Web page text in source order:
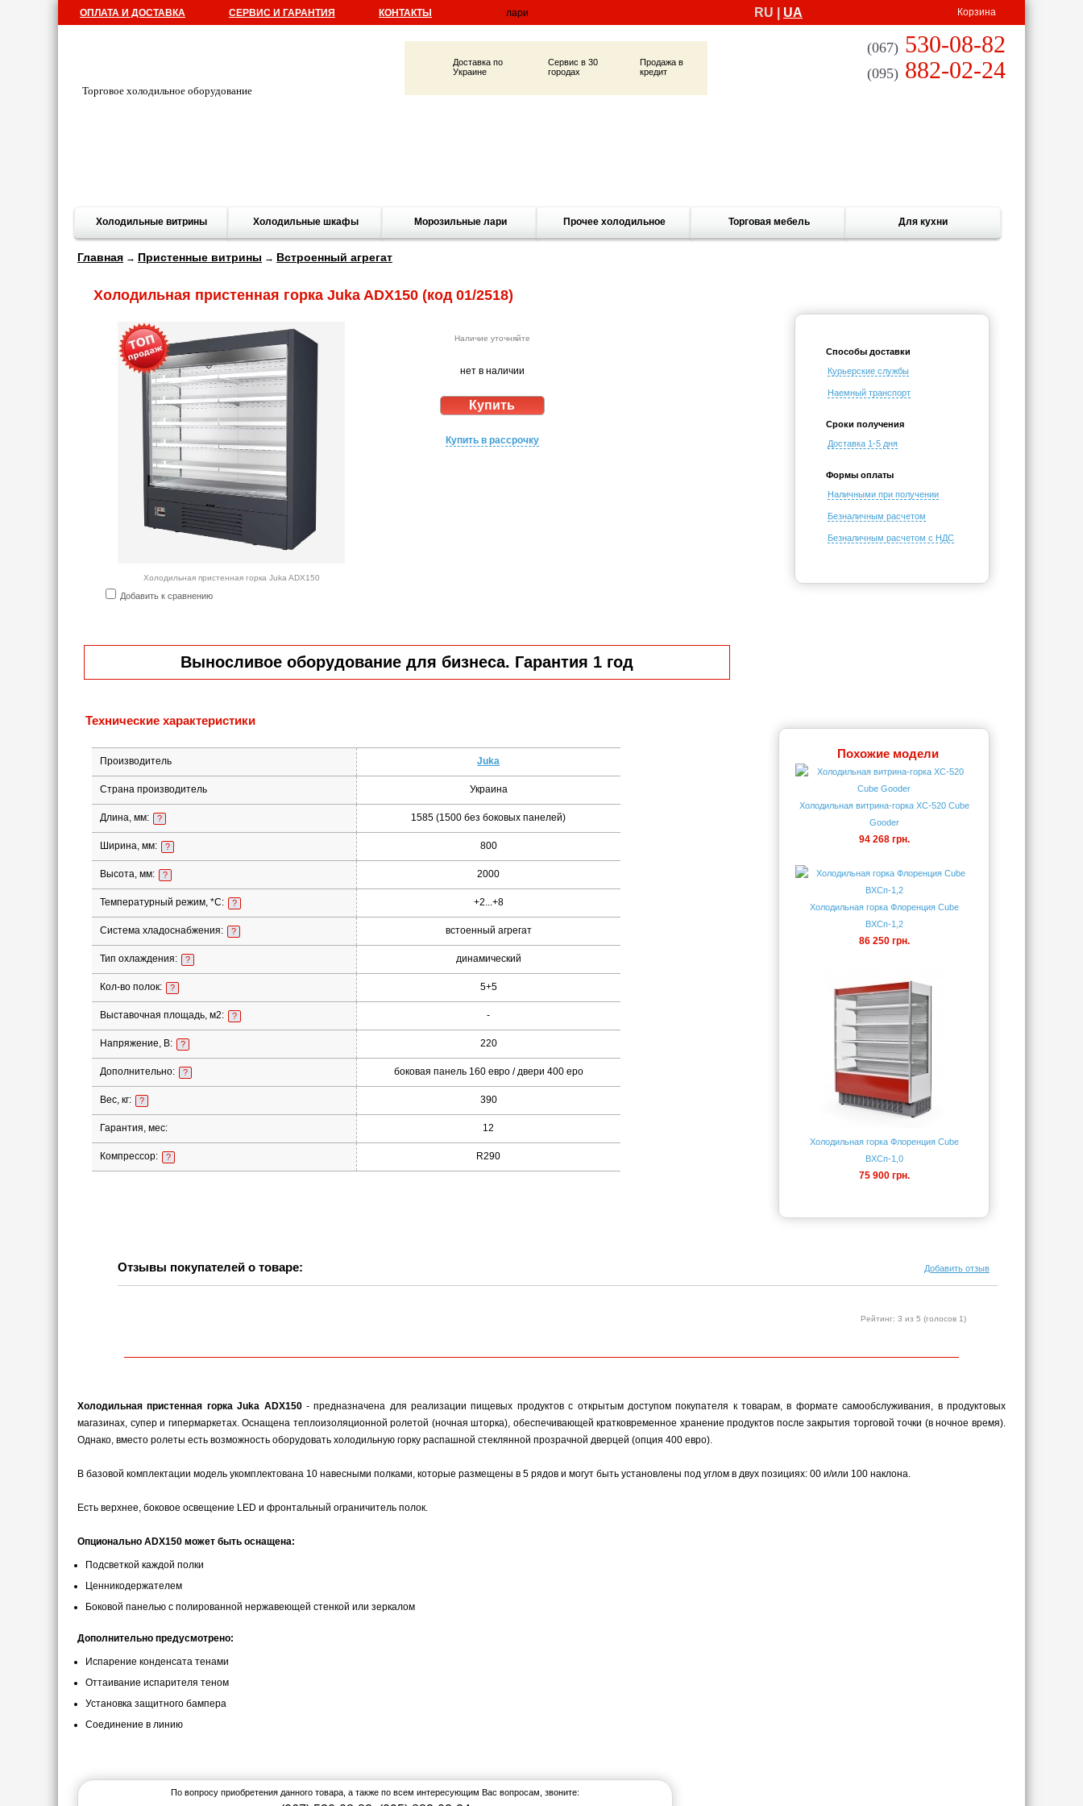
ОПЛАТА И ДОСТАВКА СЕРВИС И ГАРАНТИЯ КОНТАКТЫ RU | UA Корзина
Торговое холодильное оборудование
Доставка по
Украине
Сервис в 30
городах
Продажа в
кредит
(067) 530-08-82
(095) 882-02-24
Холодильные витрины Холодильные шкафы Морозильные лари Прочее холодильное Торговая мебель Для кухни
Главная → Пристенные витрины → Встроенный агрегат
Холодильная пристенная горка Juka ADX150 (код 01/2518)
Холодильная пристенная горка Juka ADX150
Добавить к сравнению
Наличие уточняйте
нет в наличии
Купить в рассрочку
Способы доставки
Курьерские службы
Наемный транспорт
Сроки получения
Доставка 1-5 дня
Формы оплаты
Наличными при получении
Безналичным расчетом
Безналичным расчетом с НДС
Выносливое оборудование для бизнеса. Гарантия 1 год
Технические характеристики
Производитель Juka
Страна производитель Украина
Длина, мм: ? 1585 (1500 без боковых панелей)
Ширина, мм: ? 800
Высота, мм: ? 2000
Температурный режим, *С: ? +2...+8
Система хладоснабжения: ? встоенный агрегат
Тип охлаждения: ? динамический
Кол-во полок: ? 5+5
Выставочная площадь, м2: ? -
Напряжение, В: ? 220
Дополнительно: ? боковая панель 160 евро / двери 400 еро
Вес, кг: ? 390
Гарантия, мес: 12
Компрессор: ? R290
Похожие модели
Холодильная витрина-горка XC-520 Cube
Gooder
94 268 грн.
Холодильная горка Флоренция Cube
ВХСп-1,2
86 250 грн.
Холодильная горка Флоренция Cube
ВХСп-1,0
75 900 грн.
Отзывы покупателей о товаре: Добавить отзыв
Рейтинг: 3 из 5 (голосов 1)
Холодильная пристенная горка Juka ADX150- предназначена для реализации пищевых продуктов с открытым доступом покупателя к товарам, в формате самообслуживания, в продуктовых
магазинах, супер и гипермаркетах. Оснащена теплоизоляционной ролетой (ночная шторка), обеспечивающей кратковременное хранение продуктов после закрытия торговой точки (в ночное время).
Однако, вместо ролеты есть возможность оборудовать холодильную горку распашной стеклянной прозрачной дверцей (опция 400 евро).
В базовой комплектации модель укомплектована 10 навесными полками, которые размещены в 5 рядов и могут быть установлены под углом в двух позициях: 00 и/или 100 наклона.
Есть верхнее, боковое освещение LED и фронтальный ограничитель полок.
Опционально ADХ150 может быть оснащена:
Подсветкой каждой полки
Ценникодержателем
Боковой панелью с полированной нержавеющей стенкой или зеркалом
Дополнительно предусмотрено:
Испарение конденсата тенами
Оттаивание испарителя теном
Установка защитного бампера
Соединение в линию
По вопросу приобретения данного товара, а также по всем интересующим Вас вопросам, звоните: